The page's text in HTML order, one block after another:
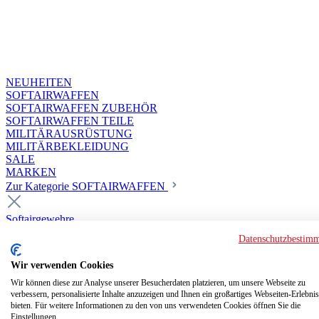
NEUHEITEN
SOFTAIRWAFFEN
SOFTAIRWAFFEN ZUBEHÖR
SOFTAIRWAFFEN TEILE
MILITÄRAUSRÜSTUNG
MILITÄRBEKLEIDUNG
SALE
MARKEN
Zur Kategorie SOFTAIRWAFFEN
Softairgewehre
Deluxe Custom Guns ab 18
Softair elektrisch ab 18
Softair elektrisch ab 14
Softair gasbetrieben ab 18
Softair HPA Luftdruck ab 18
Historische Softairwaffen
Wir verwenden Cookies
Wir können diese zur Analyse unserer Besucherdaten platzieren, um unsere Webseite zu
verbessern, personalisierte Inhalte anzuzeigen und Ihnen ein großartiges Webseiten-
bieten. Für weitere Informationen zu den von uns verwendeten Cookies öffnen Sie die
Einstellungen.